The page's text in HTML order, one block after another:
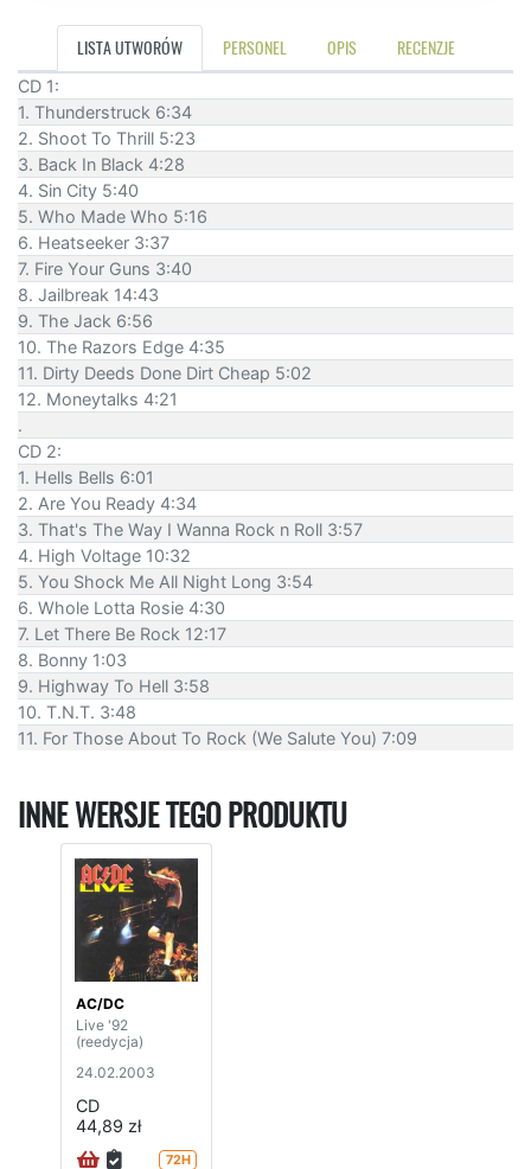
LISTA UTWORÓW PERSONEL OPIS RECENZJE
CD 1:
1. Thunderstruck 6:34
2. Shoot To Thrill 5:23
3. Back In Black 4:28
4. Sin City 5:40
5. Who Made Who 5:16
6. Heatseeker 3:37
7. Fire Your Guns 3:40
8. Jailbreak 14:43
9. The Jack 6:56
10. The Razors Edge 4:35
11. Dirty Deeds Done Dirt Cheap 5:02
12. Moneytalks 4:21
.
CD 2:
1. Hells Bells 6:01
2. Are You Ready 4:34
3. That's The Way I Wanna Rock n Roll 3:57
4. High Voltage 10:32
5. You Shock Me All Night Long 3:54
6. Whole Lotta Rosie 4:30
7. Let There Be Rock 12:17
8. Bonny 1:03
9. Highway To Hell 3:58
10. T.N.T. 3:48
11. For Those About To Rock (We Salute You) 7:09
INNE WERSJE TEGO PRODUKTU
AC/DC
Live '92
(reedycja)
24.02.2003
CD
44,89 zł
72H